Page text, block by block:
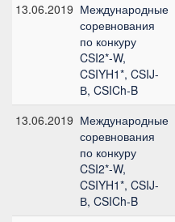
13.06.2019 Международные
соревнования
по конкуру
CSI2*-W,
CSIYH1*, CSIJ-
В, CSICh-B
13.06.2019 Международные
соревнования
по конкуру
CSI2*-W,
CSIYH1*, CSIJ-
В, CSICh-B